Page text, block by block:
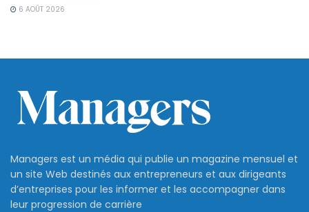
6 AOÛT 2026
Managers est un média qui publie un magazine mensuel et
un site Web destinés aux entrepreneurs et aux dirigeants
d’entreprises pour les informer et les accompagner dans
leur progression de carrière